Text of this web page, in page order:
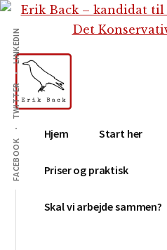
Skip
indhold
Gå
primær
sidebar
Skip
footer
Additional
menu
FACEBOOK
TWITTER
LINKEDIN
Erik
Back
Tekstforfatter,
content
creation,
blog,
Hjem Start her
Priser og praktisk
Skal vi arbejde sammen?